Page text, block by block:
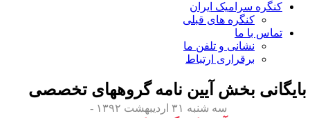
کنگره سرامیک ایران
کنگره های قبلی
تماس با ما
نشانی و تلفن ما
برقراری ارتباط
بخشآیین نامه گروههای تخصصی
سه شنبه ۳۱ اردیبهشت ۱۳۹۲ -